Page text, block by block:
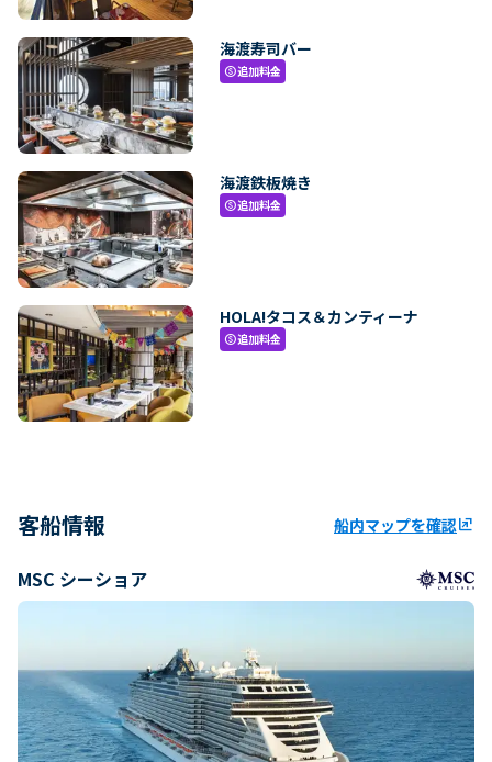
海渡寿司バー
paid追加料金
海渡鉄板焼き
paid追加料金
HOLA!タコス＆カンティーナ
paid追加料金
客船情報 船内マップを確認ungroup
MSC シーショア